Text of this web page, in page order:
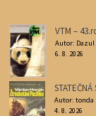
VTM –
Autor: Dazul
6. 8. 2026
Autor: tonda
4. 8. 2026